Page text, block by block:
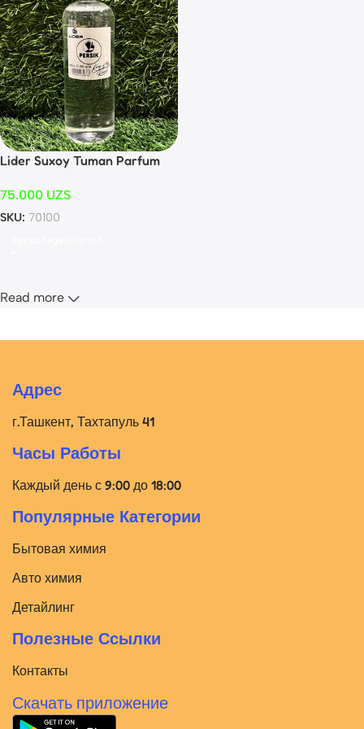
Lider Suxoy Tuman Parfum
тумана Персик 500 мл сухой
туман
75.000 UZS
SKU: 70100
Read more
Адрес
г.Ташкент, Тахтапуль 41
Часы Работы
Каждый день с 9:00 до 18:00
Популярные Категории
Бытовая химия
Авто химия
Детайлинг
Полезные Ссылки
Контакты
Скачать приложение